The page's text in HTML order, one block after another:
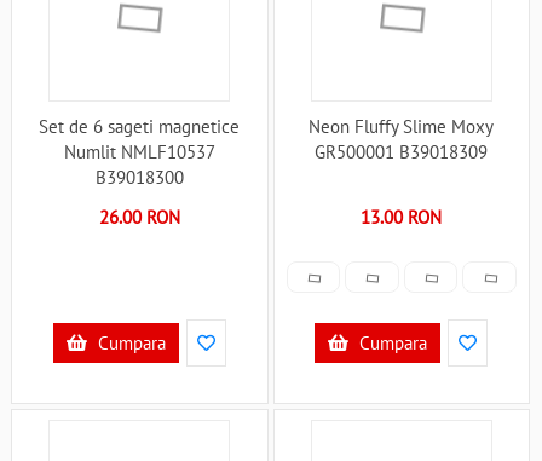
Set de 6 sageti magnetice
Numlit NMLF10537
B39018300
26.00 RON
Cumpara
Neon Fluffy Slime Moxy
GR500001 B39018309
13.00 RON
Cumpara